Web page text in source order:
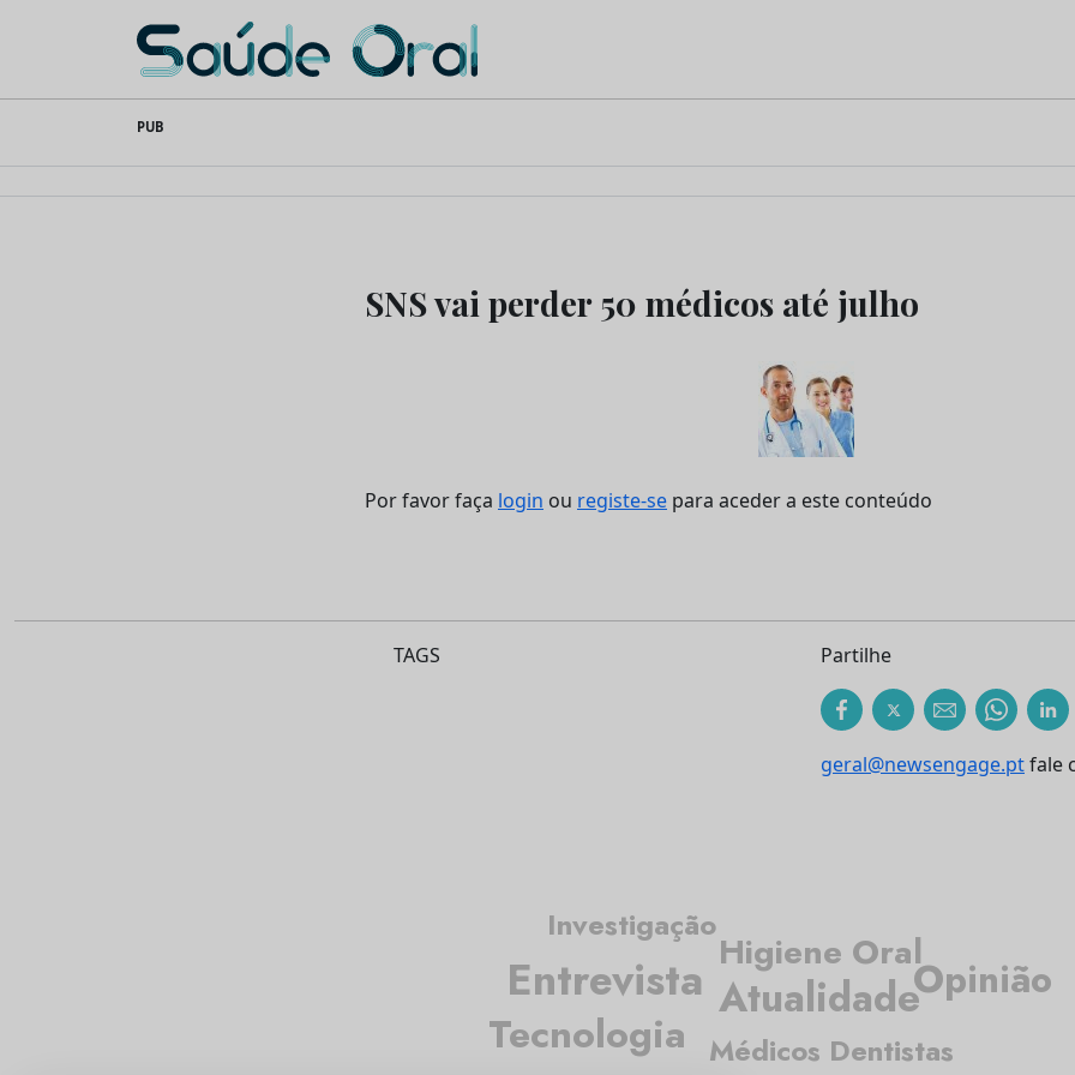
content
Saúde Oral
PUB
SNS vai perder 50 médicos até julho
Por favor faça login ou registe-se para aceder a este conteúdo
TAGS Partilhe
geral@newsengage.ptfale
Atualidade
Médicos Dentistas
Higiene Oral
Entrevista Opinião
Tecnologia
Investigação